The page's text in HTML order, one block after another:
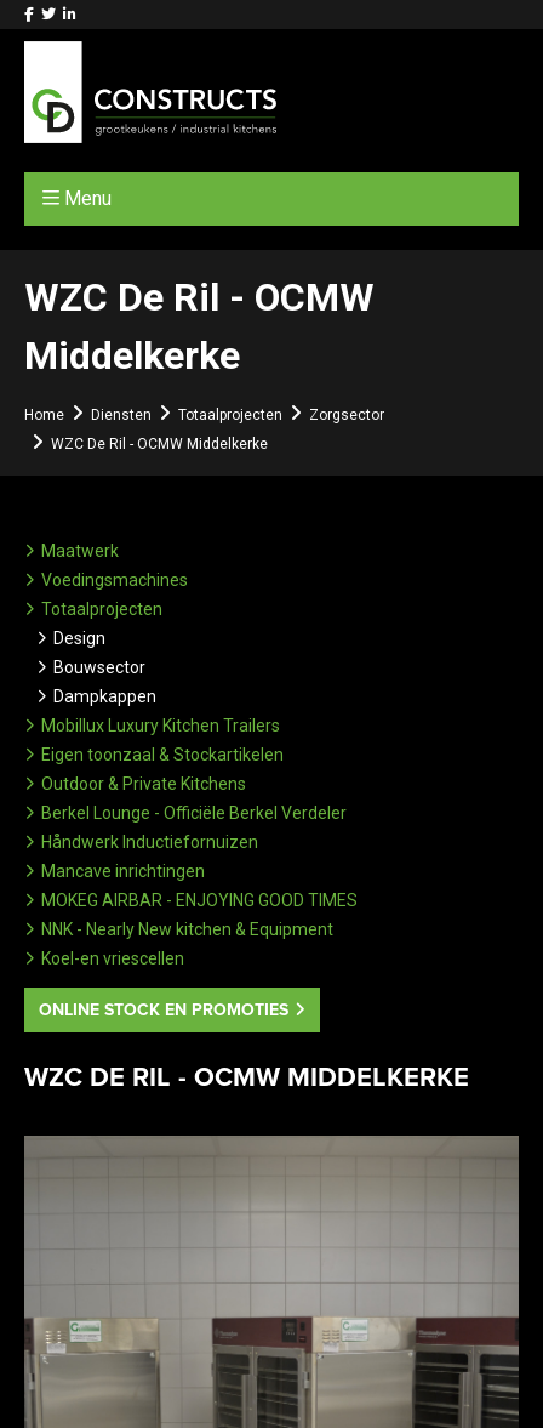
Menu
WZC De Ril - OCMW
Middelkerke
Home Diensten Totaalprojecten
Zorgsector
WZC De Ril - OCMW Middelkerke
Maatwerk
Voedingsmachines
Totaalprojecten
Design
Bouwsector
Dampkappen
Mobillux Luxury Kitchen Trailers
Eigen toonzaal & Stockartikelen
Outdoor & Private Kitchens
Berkel Lounge - Officiële Berkel Verdeler
Håndwerk Inductiefornuizen
Mancave inrichtingen
MOKEG AIRBAR - ENJOYING GOOD TIMES
NNK - Nearly New kitchen & Equipment
Koel-en vriescellen
ONLINE STOCK EN PROMOTIES
WZC DE RIL - OCMW MIDDELKERKE